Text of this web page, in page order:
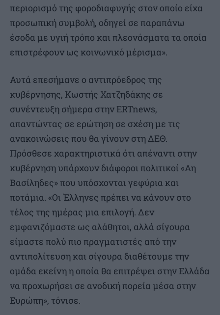
περιορισμό της φοροδιαφυγής στον οποίο είχα
προσωπική συμβολή, οδηγεί σε παραπάνω
έσοδα με υγιή τρόπο και πλεονάσματα τα οποία
επιστρέφουν ως κοινωνικό μέρισμα».
Αυτά επεσήμανε ο αντιπρόεδρος της
κυβέρνησης, Κωστής Χατζηδάκης σε
συνέντευξη σήμερα στην ERTnews,
απαντώντας σε ερώτηση σε σχέση με τις
ανακοινώσεις που θα γίνουν στη ΔΕΘ.
Πρόσθεσε χαρακτηριστικά ότι απέναντι στην
κυβέρνηση υπάρχουν διάφοροι πολιτικοί «Αη
Βασίληδες» που υπόσχονται γεφύρια και
ποτάμια. «Οι Έλληνες πρέπει να κάνουν στο
τέλος της ημέρας μια επιλογή. Δεν
εμφανιζόμαστε ως αλάθητοι, αλλά σίγουρα
είμαστε πολύ πιο πραγματιστές από την
αντιπολίτευση και σίγουρα διαθέτουμε την
ομάδα εκείνη η οποία θα επιτρέψει στην Ελλάδα
να προχωρήσει σε ανοδική πορεία μέσα στην
Ευρώπη», τόνισε.